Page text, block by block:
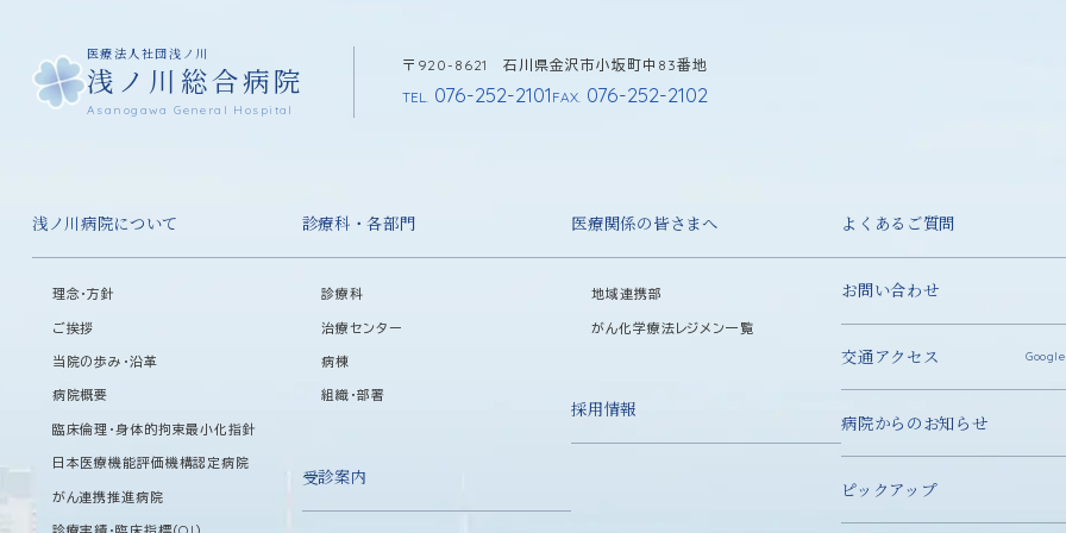
医療法人社団浅ノ川
浅ノ川総合病院
Asanogawa General Hospital
〒920-8621 石川県金沢市小坂町中83番地
TEL. 076-252-2101 FAX. 076-252-2102
浅ノ川病院について
理念・方針
ご挨拶
当院の歩み・沿革
病院概要
臨床倫理・身体的拘束最小化指針
日本医療機能評価機構認定病院
がん連携推進病院
診療科・各部門
診療科
治療センター
病棟
組織・部署
受診案内
医療関係の皆さまへ
地域連携部
がん化学療法レジメン一覧
採用情報
よくあるご質問
お問い合わせ
交通アクセス
病院からのお知らせ
ピックアップ